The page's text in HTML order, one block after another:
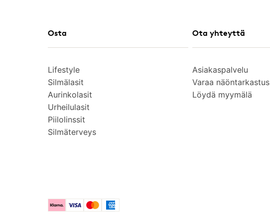
Osta
Lifestyle
Silmälasit
Aurinkolasit
Urheilulasit
Piilolinssit
Silmäterveys
Ota yhteyttä
Asiakaspalvelu
Varaa näöntarkastus
Löydä myymälä
KlarnaVisa MastercardAmerican Express